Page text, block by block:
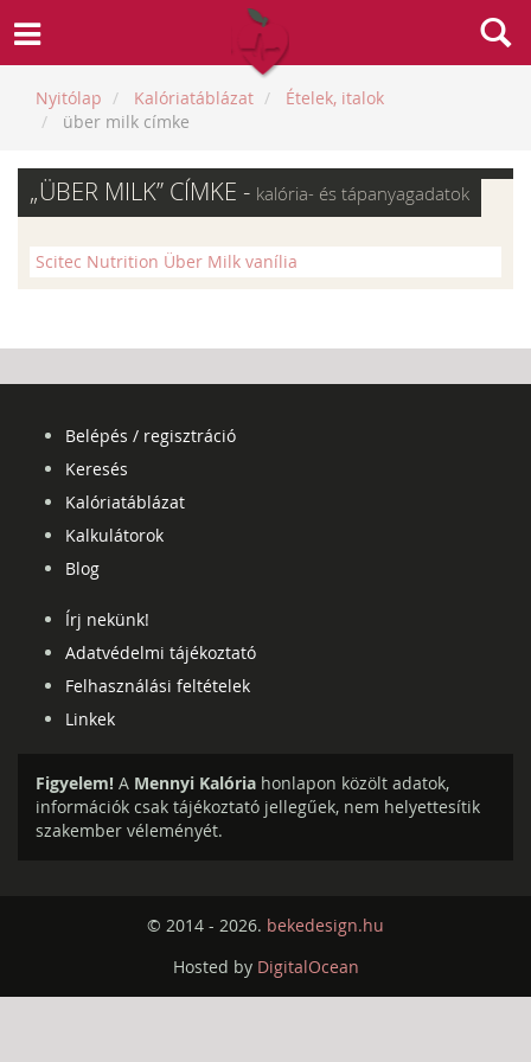
Nyitólap Kalóriatáblázat
Ételek, italok
über milk címke
„ÜBER MILK” CÍMKE - kalória- és tápanyagadatok
Scitec Nutrition Über Milk vanília
Belépés / regisztráció
Keresés
Kalóriatáblázat
Kalkulátorok
Blog
Írj nekünk!
Adatvédelmi tájékoztató
Felhasználási feltételek
Linkek
Figyelem! A Mennyi Kalória honlapon közölt adatok,
információk csak tájékoztató jellegűek, nem helyettesítik
szakember véleményét.
© 2014 - 2026. bekedesign.hu
Hosted by DigitalOcean